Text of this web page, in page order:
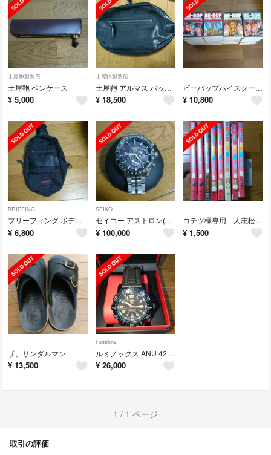
土屋鞄製造所
土屋鞄 ペンケース
¥ 5,000
土屋鞄製造所
土屋鞄 アルマス バッファローボディバッグ
¥ 18,500
ビーバップハイスクール コンビニ本 全巻
¥ 10,800
BRIEFING
ブリーフィング ボディバッグ
¥ 6,800
SEIKO
セイコー アストロン(カゲトラ様専用)
¥ 100,000
コテツ様専用 人志松本のすべらない話
¥ 1,500
ザ、サンダルマン
¥ 13,500
Luminox
ルミノックス ANU 4220SERIES Ref.4221
¥ 26,000
1 / 1 ページ
取引の評価